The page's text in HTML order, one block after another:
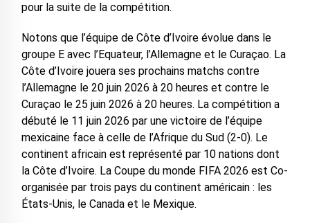
pour la suite de la compétition.
Notons que l’équipe de Côte d’Ivoire évolue dans le
groupe E avec l’Equateur, l’Allemagne et le Curaçao. La
Côte d’Ivoire jouera ses prochains matchs contre
l’Allemagne le 20 juin 2026 à 20 heures et contre le
Curaçao le 25 juin 2026 à 20 heures. La compétition a
débuté le 11 juin 2026 par une victoire de l’équipe
mexicaine face à celle de l’Afrique du Sud (2-0). Le
continent africain est représenté par 10 nations dont
la Côte d’Ivoire. La Coupe du monde FIFA 2026 est Co-
organisée par trois pays du continent américain : les
États-Unis, le Canada et le Mexique.